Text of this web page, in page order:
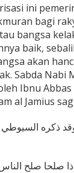
ini
bagi
bangsa
baik,
akan
Sabda Nabi
Ibnu
al Jamius
ذكره السيوطي
صلحا صلح